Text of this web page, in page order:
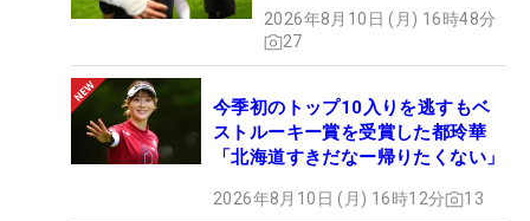
2026年8月10日 (月) 16時48分
27
今季初のトップ10入りを逃すもベ
ストルーキー賞を受賞した都玲華
「北海道すきだなー帰りたくない」
2026年8月10日 (月) 16時12分 13